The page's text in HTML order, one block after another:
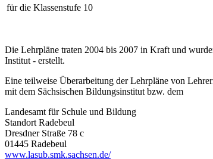
für die Klassenstufe 10
Die Lehrpläne traten 2004 bis 2007 in Kraft und
Institut - erstellt.
Eine teilweise Überarbeitung der Lehrpläne von
mit dem Sächsischen Bildungsinstitut bzw. dem
Landesamt für Schule und Bildung
Standort Radebeul
Dresdner Straße 78 c
01445 Radebeul
www.lasub.smk.sachsen.de/